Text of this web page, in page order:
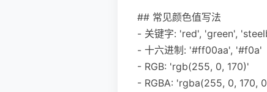
## 常见颜色值写法
- 关键字: 'red', 'green',
- 十六进制: '#ff00aa', '#f0a'
- RGB: 'rgb(255, 0, 170)'
- RGBA: 'rgba(255, 0, 170,